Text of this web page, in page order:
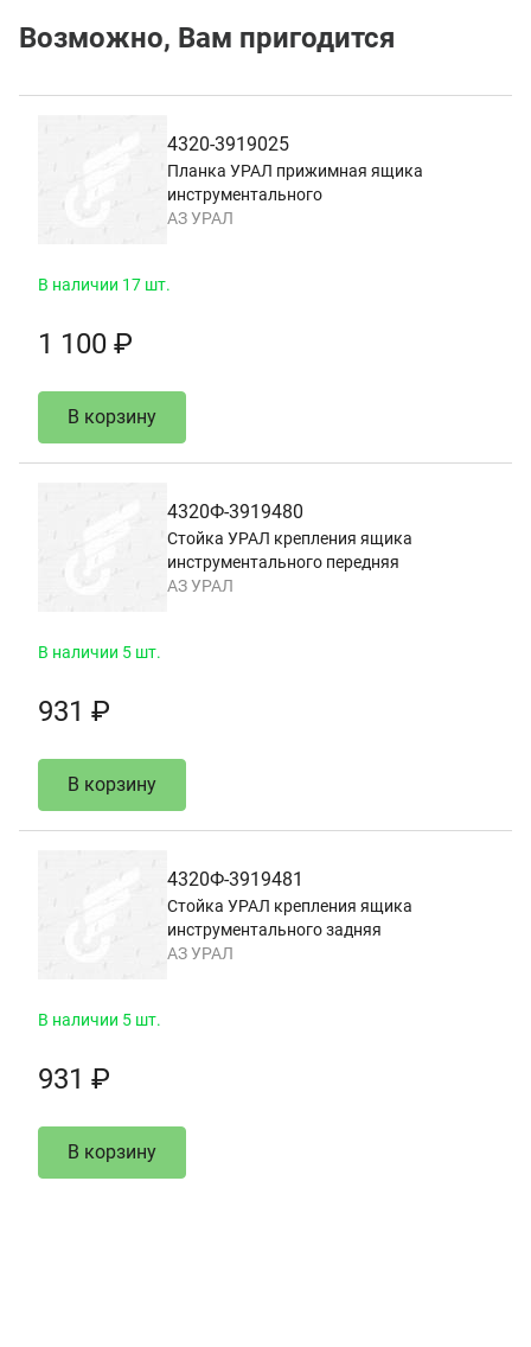
Возможно, Вам пригодится
4320-3919025
Планка УРАЛ прижимная ящика
инструментального
АЗ УРАЛ
В наличии 17 шт.
1 100 ₽
В корзину
4320Ф-3919480
Стойка УРАЛ крепления ящика
инструментального передняя
АЗ УРАЛ
В наличии 5 шт.
931 ₽
В корзину
4320Ф-3919481
Стойка УРАЛ крепления ящика
инструментального задняя
АЗ УРАЛ
В наличии 5 шт.
931 ₽
В корзину